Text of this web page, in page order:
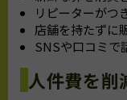
リピーターがつ
店舗を持たずに
SNSや口コミで
人件費を削